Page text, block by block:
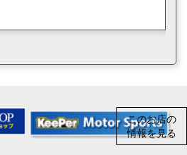
このお店の
情報を見る